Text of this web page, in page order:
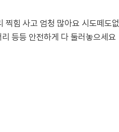
찍힘 사고 엄청 많아요 시도떼도없
등등 안전하게 다 둘러놓으세요